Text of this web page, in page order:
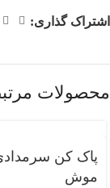
اشتراک گذاری:
محصولات
پاک کن
موش